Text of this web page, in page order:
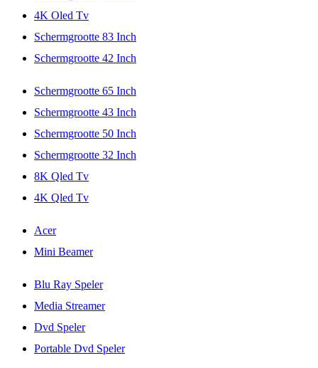
4K Oled Tv
Schermgrootte 83 Inch
Schermgrootte 42 Inch
Schermgrootte 65 Inch
Schermgrootte 43 Inch
Schermgrootte 50 Inch
Schermgrootte 32 Inch
8K Qled Tv
4K Qled Tv
Acer
Mini Beamer
Blu Ray Speler
Media Streamer
Dvd Speler
Portable Dvd Speler